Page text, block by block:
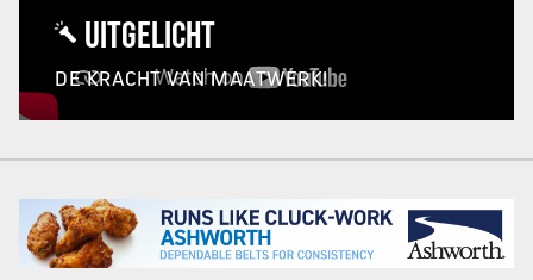
UITGELICHT
DE KRACHT VAN MAATWERK!